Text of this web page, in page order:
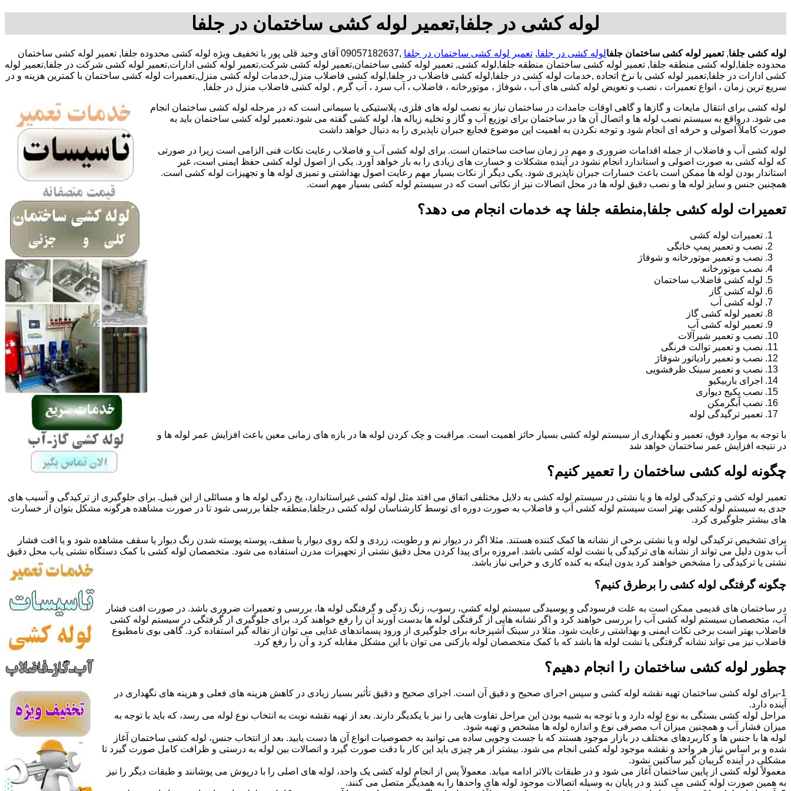
لوله کشی در جلفا,تعمیر لوله کشی ساختمان در جلفا
لوله کشی جلفا,تعمیر لوله کشی ساختمان جلفالوله کشی در جلفا, تعمیر لوله کشی ساختمان در جلفا
,09057182637 آقای وحید قلی پور با تخفیف ویژه لوله کشی محدوده جلفا, تعمیر لوله کشی ساختمان
محدوده جلفا,لوله کشی منطقه جلفا, تعمیر لوله کشی ساختمان منطقه جلفا,لوله کشی, تعمیر لوله کشی ساختمان,تعمیر لوله کشی شرکت,تعمیر لوله کشی ادارات,تعمیر لوله کشی شرکت در جلفا,تعمیر لوله
کشی ادارات در جلفا,تعمیر لوله کشی با نرخ اتحاده ,خدمات لوله کشی در جلفا,لوله کشی فاضلاب در جلفا,لوله کشی فاضلاب منزل,خدمات لوله کشی منزل,تعمیرات لوله کشی ساختمان با کمترین هزینه و در
سریع ترین زمان ، انواع تعمیرات ، نصب و تعویض لوله کشی های آب ، شوفاژ ، موتورخانه ، فاضلاب ، آب سرد ، آب گرم , لوله کشی فاضلاب منزل در جلفا,
لوله کشی برای انتقال مایعات و گازها و گاهی اوقات جامدات در ساختمان نیاز به نصب لوله های فلزی، پلاستیکی یا سیمانی است که در مرحله لوله کشی ساختمان انجام
می شود. درواقع به سیستم نصب لوله ها و اتصال آن ها در ساختمان برای توزیع آب و گاز و تخلیه زباله ها، لوله کشی گفته می شود.تعمیر لوله کشی ساختمان باید به
صورت کاملاً اصولی و حرفه ای انجام شود و توجه نکردن به اهمیت این موضوع فجایع جبران ناپذیری را به دنبال خواهد داشت
لوله کشی آب و فاضلاب از جمله اقدامات ضروری و مهم در زمان ساخت ساختمان است. برای لوله کشی آب و فاضلاب رعایت نکات فنی الزامی است زیرا در صورتی
که لوله کشی به صورت اصولی و استاندارد انجام نشود در آینده مشکلات و خسارت های زیادی را به بار خواهد آورد. یکی از اصول لوله کشی حفظ ایمنی است، غیر
استاندار بودن لوله ها ممکن است باعث خسارات جبران ناپذیری شود. یکی دیگر از نکات بسیار مهم رعایت اصول بهداشتی و تمیزی لوله ها و تجهیزات لوله کشی است.
همچنین جنس و سایز لوله ها و نصب دقیق لوله ها در محل اتصالات نیز از نکاتی است که در سیستم لوله کشی بسیار مهم است.
تعمیرات لوله کشی جلفا,منطقه جلفا چه خدمات انجام می دهد؟
تعمیرات لوله کشی
نصب و تعمیر پمپ خانگی
نصب و تعمیر موتورخانه و شوفاژ
نصب موتورخانه
لوله کشی فاضلاب ساختمان
لوله کشی گاز
لوله کشی آب
تعمیر لوله کشی گاز
تعمیر لوله کشی آب
نصب و تعمیر شیرآلات
نصب و تعمیر توالت فرنگی
نصب و تعمیر رادیاتور شوفاژ
نصب و تعمیر سینک ظرفشویی
اجرای باربیکیو
نصب پکیج دیواری
نصب آبگرمکن
تعمیر ترگیدگی لوله
با توجه به موارد فوق، تعمیر و نگهداری از سیستم لوله کشی بسیار حائز اهمیت است. مراقبت و چک کردن لوله ها در بازه های زمانی معین باعث افزایش عمر لوله ها و
در نتیجه افزایش عمر ساختمان خواهد شد
چگونه لوله کشی ساختمان را تعمیر کنیم؟
تعمیر لوله کشی و ترکیدگی لوله ها و یا نشتی در سیستم لوله کشی به دلایل مختلفی اتفاق می افتد مثل لوله کشی غیراستاندارد، یخ زدگی لوله ها و مسائلی از این قبیل. برای جلوگیری از ترکیدگی و آسیب های
جدی به سیستم لوله کشی بهتر است سیستم لوله کشی آب و فاضلاب به صورت دوره ای توسط کارشناسان لوله کشی درجلفا,منطقه جلفا بررسی شود تا در صورت مشاهده هرگونه مشکل بتوان از خسارت
های بیشتر جلوگیری کرد.
برای تشخیص ترکیدگی لوله و یا نشتی برخی از نشانه ها کمک کننده هستند. مثلا اگر در دیوار نم و رطوبت، زردی و لکه روی دیوار یا سقف، پوسته پوسته شدن رنگ دیوار یا سقف مشاهده شود و یا افت فشار
آب بدون دلیل می تواند از نشانه های ترکیدگی یا نشت لوله کشی باشد. امروزه برای پیدا کردن محل دقیق نشتی از تجهیزات مدرن استفاده می شود. متخصصان لوله کشی با کمک دستگاه نشتی یاب محل دقیق
نشتی یا ترکیدگی را مشخص خواهند کرد بدون اینکه به کنده کاری و خرابی نیاز باشد.
چگونه گرفتگی لوله کشی را برطرق کنیم؟
در ساختمان های قدیمی ممکن است به علت فرسودگی و پوسیدگی سیستم لوله کشی، رسوب، زنگ زدگی و گرفتگی لوله ها، بررسی و تعمیرات ضروری باشد. در صورت افت فشار
آب، متخصصان سیستم لوله کشی آب را بررسی خواهند کرد و اگر نشانه هایی از گرفتگی لوله ها بدست آورند آن را رفع خواهند کرد. برای جلوگیری از گرفتگی در سیستم لوله کشی
فاضلاب بهتر است برخی نکات ایمنی و بهداشتی رعایت شود. مثلا در سینک آشپزخانه برای جلوگیری از ورود پسماندهای غذایی می توان از تفاله گیر استفاده کرد. گاهی بوی نامطبوع
فاضلاب نیز می تواند نشانه گرفتگی یا نشت لوله ها باشد که با کمک متخصصان لوله بازکنی می توان با این مشکل مقابله کرد و آن را رفع کرد.
چطور لوله کشی ساختمان را انجام دهیم؟
1-برای لوله کشی ساختمان تهیه نقشه لوله کشی و سپس اجرای صحیح و دقیق آن است. اجرای صحیح و دقیق تأثیر بسیار زیادی در کاهش هزینه های فعلی و هزینه های نگهداری در
آینده دارد.
مراحل لوله کشی بستگی به نوع لوله دارد و با توجه به شبیه بودن این مراحل تفاوت هایی را نیز با یکدیگر دارند. بعد از تهیه نقشه نوبت به انتخاب نوع لوله می رسد، که باید با توجه به
میزان فشار آب و همچنین میزان آب مصرفی نوع و اندازه لوله ها مشخص و تهیه شود.
لوله ها با جنس ها و کاربردهای مختلف در بازار موجود هستند که با جست وجویی ساده می توانید به خصوصیات انواع آن ها دست یابید. بعد از انتخاب جنس، لوله کشی ساختمان آغاز
شده و بر اساس نیاز هر واحد و نقشه موجود لوله کشی انجام می شود. بیشتر از هر چیزی باید این کار با دقت صورت گیرد و اتصالات بین لوله به درستی و ظرافت کامل صورت گیرد تا
مشکلی در آینده گریبان گیر ساکنین نشود.
معمولاً لوله کشی از پایین ساختمان آغاز می شود و در طبقات بالاتر ادامه میابد. معمولاً پس از انجام لوله کشی یک واحد، لوله های اصلی را با درپوش می پوشانند و طبقات دیگر را نیز
به همین صورت لوله کشی می کنند و در پایان به وسیله اتصالات موجود لوله های واحدها را به همدیگر متصل می کنند.